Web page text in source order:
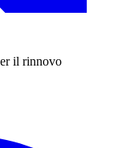
il rinnovo